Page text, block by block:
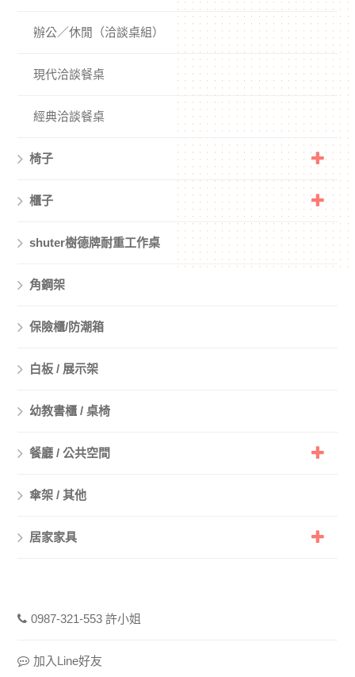
辦公／休閒（洽談桌組）
現代洽談餐桌
經典洽談餐桌
椅子
櫃子
shuter樹德牌耐重工作桌
角鋼架
保險櫃/防潮箱
白板 / 展示架
幼教書櫃 / 桌椅
餐廳 / 公共空間
傘架 / 其他
居家家具
0987-321-553 許小姐
加入Line好友